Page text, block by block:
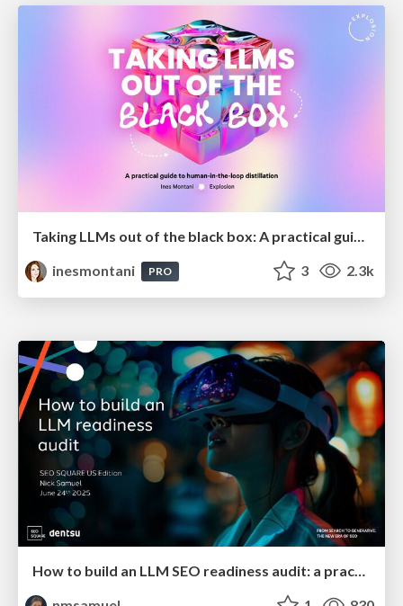
Taking LLMs out of the black box: A practical guide to human-in-the-loop distillation
inesmontani
PRO 3 2.3k
How to build an LLM SEO readiness audit: a practical framework